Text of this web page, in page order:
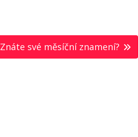
Znáte své měsíční znamení?